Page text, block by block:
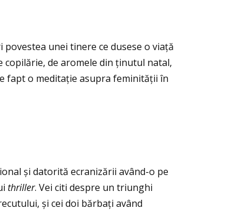
povestea unei tinere ce dusese o viaţă
copilărie, de aromele din ţinutul natal,
fapt o meditaţie asupra feminităţii în
și datorită ecranizării având-o pe
thriller. Vei citi despre un triunghi
și cei doi bărbaţi având